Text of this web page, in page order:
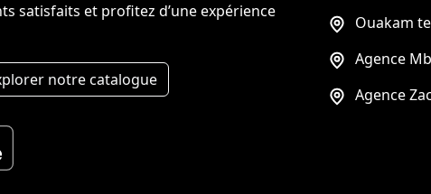
satisfaits et profitez d’une expérience
notre catalogue
Ouakam
Agence
Agence